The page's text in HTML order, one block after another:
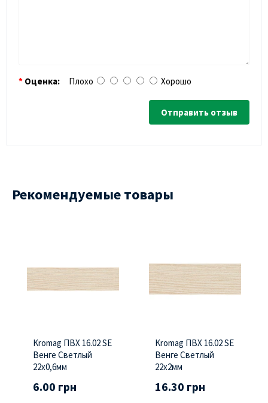
Оценка: Плохо Хорошо
Отправить отзыв
Рекомендуемые товары
Kromag ПВХ 16.02 SЕ
Венге Светлый
22х0,6мм
6.00 грн
Kromag ПВХ 16.02 SЕ
Венге Светлый
22х2мм
16.30 грн